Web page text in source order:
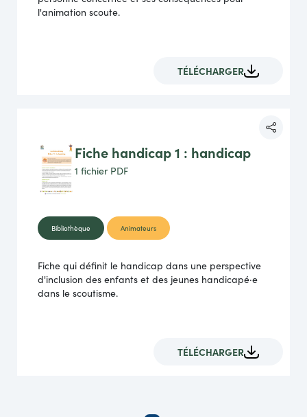
l'animation scoute.
TÉLÉCHARGER
Fiche handicap 1 : handicap
1 fichier PDF
Bibliothèque Animateurs
Fiche qui définit le handicap dans une perspective
d'inclusion des enfants et des jeunes handicapé·e
dans le scoutisme.
TÉLÉCHARGER